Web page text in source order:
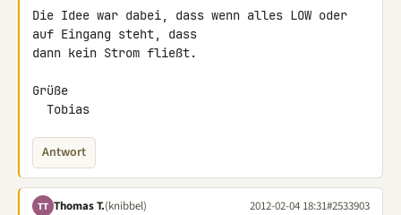
Die Idee war dabei, dass wenn alles LOW oder
auf Eingang steht, dass
dann kein Strom fließt.
Grüße
  Tobias
Antwort
TT Thomas T.(knibbel) 2012-02-04 18:31#2533903